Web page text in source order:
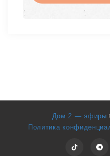
Дом 2 — эфиры
Политика